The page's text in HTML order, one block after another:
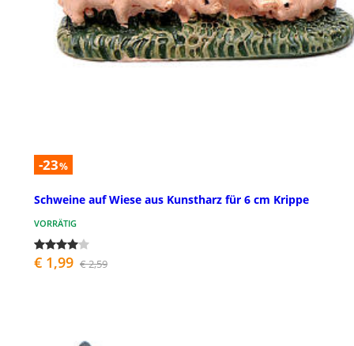
-23%
Schweine auf Wiese aus Kunstharz für 6 cm Krippe
VORRÄTIG
€ 1,99 € 2,59